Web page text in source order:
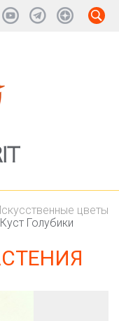
цветы
Куст Голубики